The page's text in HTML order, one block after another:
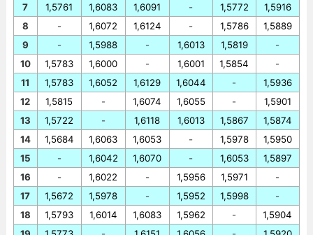
7
8
9
10
11
12
13
14
15
16
17
18
1,5761
-
-
1,5783
1,5783
1,5815
1,5722
1,5684
-
-
1,5672
1,5793
1,6083
1,6072
1,5988
1,6000
1,6052
-
-
1,6063
1,6042
1,6022
1,5978
1,6014
1,6091
1,6124
-
-
1,6129
1,6074
1,6118
1,6053
1,6070
-
-
1,6083
-
-
1,6013
1,6001
1,6044
1,6055
1,6013
-
-
1,5956
1,5952
1,5962
1,5772
1,5786
1,5819
1,5854
-
-
1,5867
1,5978
1,6053
1,5971
1,5998
-
1,5916
1,5889
-
-
1,5936
1,5901
1,5874
1,5950
1,5897
-
-
1,5904